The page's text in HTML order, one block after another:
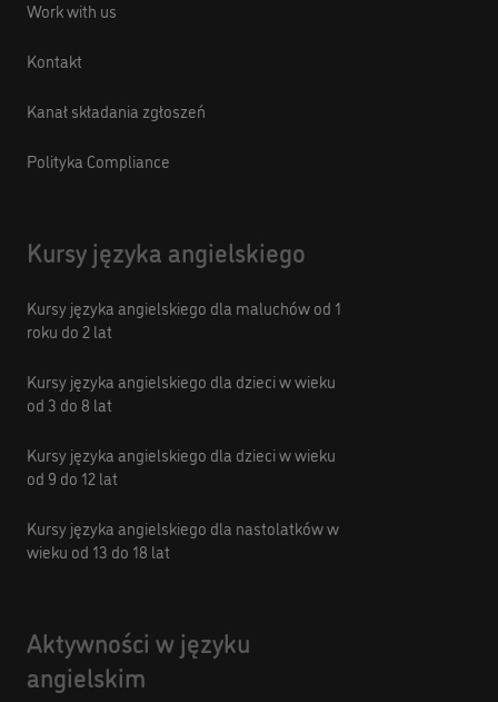
Work with us
Kontakt
Kanał składania zgłoszeń
Polityka Compliance
Kursy języka angielskiego
Kursy języka angielskiego dla maluchów od 1
roku do 2 lat
Kursy języka angielskiego dla dzieci w wieku
od 3 do 8 lat
Kursy języka angielskiego dla dzieci w wieku
od 9 do 12 lat
Kursy języka angielskiego dla nastolatków w
wieku od 13 do 18 lat
Aktywności w języku
angielskim